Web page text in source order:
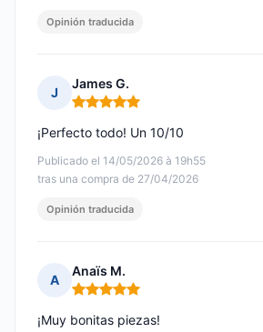
Opinión traducida
J
James G.
Nota: 5 de 5
Publicado el 14/05/2026 à 19h55
tras una compra de 27/04/2026
¡Perfecto todo! Un 10/10
Opinión traducida
A
Anaïs M.
Nota: 5 de 5
¡Muy bonitas piezas!